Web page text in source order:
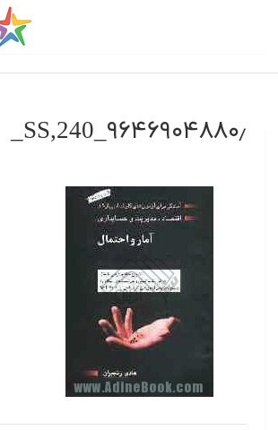
۹۶۴۶۹۰۴۸۸۰٫_SS,240_